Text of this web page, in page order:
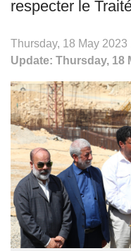
respecter le
Thursday, 18 May 2023
Update: Thursday, 18